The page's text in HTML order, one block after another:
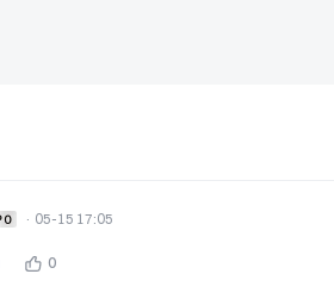
· 05-15 17:05
0